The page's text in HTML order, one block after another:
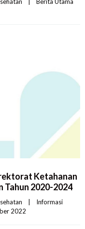
Ketahanan
Tahun 2020-2024
Informasi
2022